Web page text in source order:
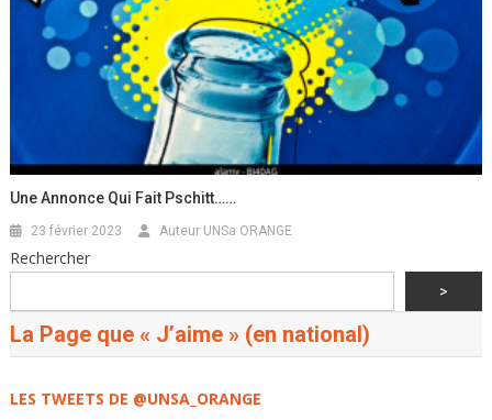
Une Annonce Qui Fait Pschitt……
23 février 2023 Auteur UNSa ORANGE
Rechercher
>
La Page que « J’aime » (en national)
LES TWEETS DE @UNSA_ORANGE